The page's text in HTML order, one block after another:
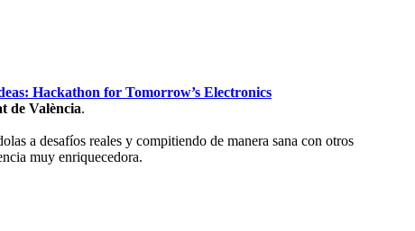
Hackathon for Tomorrow’s Electronics
de València.
a desafíos reales y compitiendo de manera sana con otros
muy enriquecedora.